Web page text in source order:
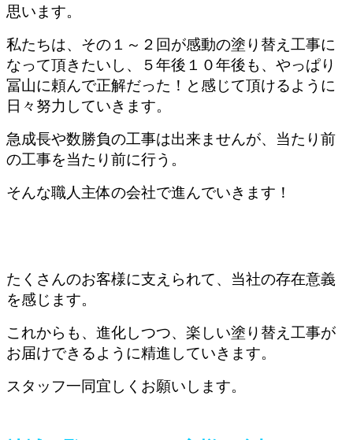
思います。
私たちは、その１～２回が感動の塗り替え工事に
なって頂きたいし、５年後１０年後も、やっぱり
冨山に頼んで正解だった！と感じて頂けるように
日々努力していきます。
急成長や数勝負の工事は出来ませんが、当たり前
の工事を当たり前に行う。
そんな職人主体の会社で進んでいきます！
たくさんのお客様に支えられて、当社の存在意義
を感じます。
これからも、進化しつつ、楽しい塗り替え工事が
お届けできるように精進していきます。
スタッフ一同宜しくお願いします。